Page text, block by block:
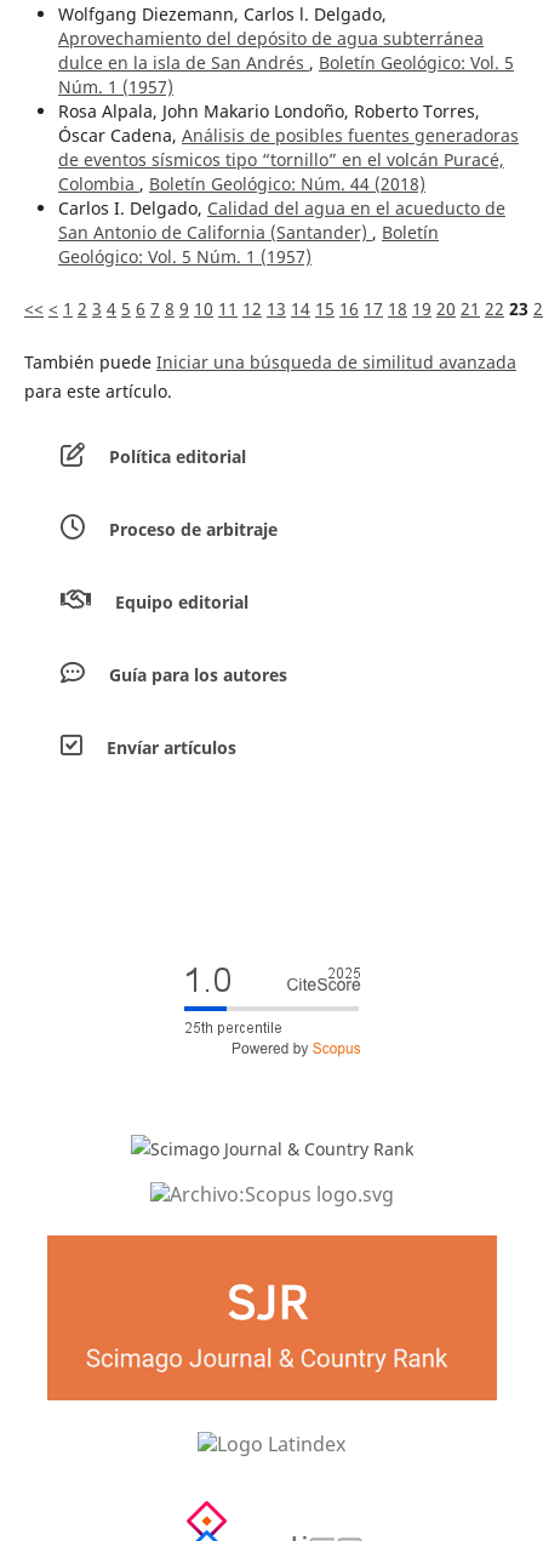
Wolfgang Diezemann, Carlos l. Delgado,
Aprovechamiento del depósito de agua subterránea
dulce en la isla de San Andrés , Boletín Geológico: Vol. 5
Núm. 1 (1957)
Rosa Alpala, John Makario Londoño, Roberto Torres,
Óscar Cadena, Análisis de posibles fuentes generadoras
de eventos sísmicos tipo “tornillo” en el volcán Puracé,
Colombia , Boletín Geológico: Núm. 44 (2018)
Carlos I. Delgado, Calidad del agua en el acueducto de
San Antonio de California (Santander) , Boletín
Geológico: Vol. 5 Núm. 1 (1957)
<< < 1 2 3 4 5 6 7 8 9 10 11 12 13 14 15 16 17 18 19 20 21 22 23
También puede Iniciar una búsqueda de similitud avanzada
para este artículo.
Política editorial
Proceso de arbitraje
Equipo editorial
Guía para los autores
Envíar artículos